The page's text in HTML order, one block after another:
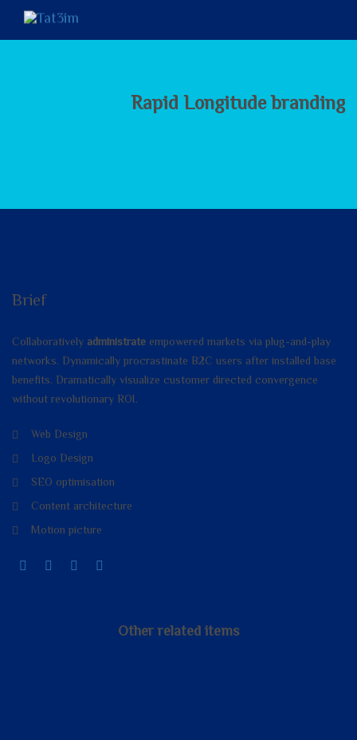
Rapid Longitude branding
Brief
Collaboratively administrate empowered markets via plug-and-play
networks. Dynamically procrastinate B2C users after installed base
benefits. Dramatically visualize customer directed convergence
without revolutionary ROI.
Web Design
Logo Design
SEO optimisation
Content architecture
Motion picture
Other related items